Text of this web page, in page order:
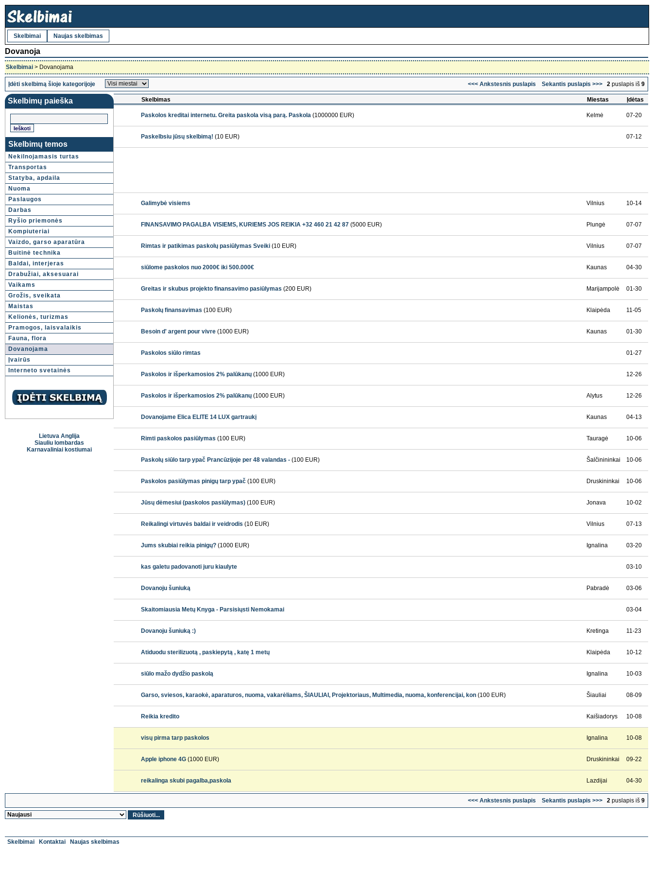
Skelbimai Naujas skelbimas
Dovanoja
Skelbimai > Dovanojama
Įdėti skelbimą šioje kategorijoje <<< Ankstesnis puslapis Sekantis puslapis >>> 2 puslapis iš 9
Skelbimų paieška
Skelbimų temos
Nekilnojamasis turtas
Transportas
Statyba, apdaila
Nuoma
Paslaugos
Darbas
Ryšio priemonės
Kompiuteriai
Vaizdo, garso aparatūra
Buitinė technika
Baldai, interjeras
Drabužiai, aksesuarai
Vaikams
Grožis, sveikata
Maistas
Kelionės, turizmas
Pramogos, laisvalaikis
Fauna, flora
Dovanojama
Įvairūs
Interneto svetainės
Lietuva Anglija
Siauliu lombardas
Karnavaliniai kostiumai
Skelbimas Miestas Įdėtas
Paskolos kreditai internetu. Greita paskola visą parą. Paskola (1000000 EUR) Kelmė 07-20
Paskelbsiu jūsų skelbimą! (10 EUR) 07-12
Galimybė visiems Vilnius 10-14
FINANSAVIMO PAGALBA VISIEMS, KURIEMS JOS REIKIA +32 460 21 42 87 (5000 EUR) Plungė 07-07
Rimtas ir patikimas paskolų pasiūlymas Sveiki (10 EUR) Vilnius 07-07
siūlome paskolos nuo 2000€ iki 500.000€ Kaunas 04-30
Greitas ir skubus projekto finansavimo pasiūlymas (200 EUR) Marijampolė 01-30
Paskolų finansavimas (100 EUR) Klaipėda 11-05
Besoin d' argent pour vivre (1000 EUR) Kaunas 01-30
Paskolos siūlo rimtas 01-27
Paskolos ir išperkamosios 2% palūkanų (1000 EUR) 12-26
Paskolos ir išperkamosios 2% palūkanų (1000 EUR) Alytus 12-26
Dovanojame Elica ELITE 14 LUX gartraukį Kaunas 04-13
Rimti paskolos pasiūlymas (100 EUR) Tauragė 10-06
Paskolų siūlo tarp ypač Prancūzijoje per 48 valandas - (100 EUR) Šalčinininkai 10-06
Paskolos pasiūlymas pinigų tarp ypač (100 EUR) Druskininkai 10-06
Jūsų dėmesiui (paskolos pasiūlymas) (100 EUR) Jonava 10-02
Reikalingi virtuvės baldai ir veidrodis (10 EUR) Vilnius 07-13
Jums skubiai reikia pinigų? (1000 EUR) Ignalina 03-20
kas galetu padovanoti juru kiaulyte 03-10
Dovanoju šuniuką Pabradė 03-06
Skaitomiausia Metų Knyga - Parsisiųsti Nemokamai 03-04
Dovanoju šuniuką :) Kretinga 11-23
Atiduodu sterilizuotą , paskiepytą , katę 1 metų Klaipėda 10-12
siūlo mažo dydžio paskolą Ignalina 10-03
Garso, sviesos, karaokė, aparaturos, nuoma, vakarėliams, ŠIAULIAI, Projektoriaus, Multimedia, nuoma, konferencijai, kon (100 EUR) Šiauliai 08-09
Reikia kredito Kaišiadorys 10-08
visų pirma tarp paskolos Ignalina 10-08
Apple iphone 4G (1000 EUR) Druskininkai 09-22
reikalinga skubi pagalba,paskola Lazdijai 04-30
<<< Ankstesnis puslapis Sekantis puslapis >>> 2 puslapis iš 9
Skelbimai Kontaktai Naujas skelbimas